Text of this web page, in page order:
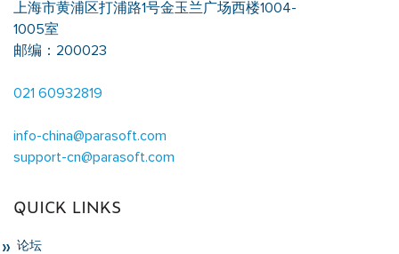
上海市黄浦区打浦路1号金玉兰广场西楼1004-
1005室
邮编：200023
021 60932819
info-china@parasoft.com
support-cn@parasoft.com
QUICK LINKS
论坛